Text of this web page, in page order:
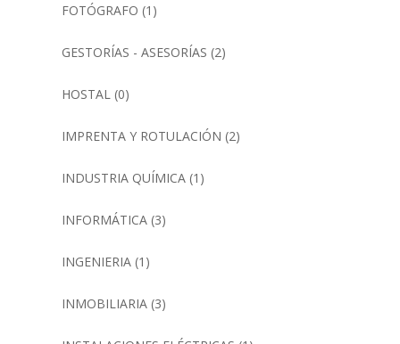
FOTÓGRAFO (1)
GESTORÍAS - ASESORÍAS (2)
HOSTAL(0)
IMPRENTA Y ROTULACIÓN (2)
INDUSTRIA QUÍMICA(1)
INFORMÁTICA(3)
INGENIERIA(1)
INMOBILIARIA(3)